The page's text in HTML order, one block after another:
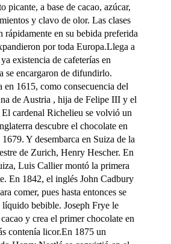
picante, a base de cacao, azúcar,
y clavo de olor. Las clases
rápidamente en su bebida preferida
por toda Europa.Llega a
existencia de cafeterías en
se encargaron de difundirlo.
en 1615, como consecuencia del
de Austria , hija de Felipe III y el
cardenal Richelieu se volvió un
descubre el chocolate en
Y desembarca en Suiza de la
de Zurich, Henry Hescher. En
Luis Callier montó la primera
En 1842, el inglés John Cadbury
comer, pues hasta entonces se
bebible. Joseph Frye le
y crea el primer chocolate en
contenía licor.En 1875 un